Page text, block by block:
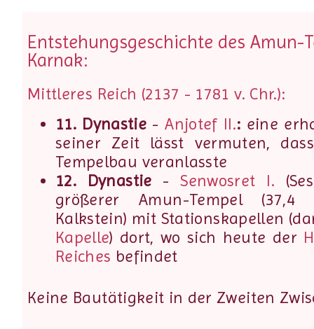
Entstehungsgeschichte des Amun-
Karnak:
Mittleres Reich (2137 - 1781 v. Chr.):
11. Dynastie -Anjotef II.: eine
seiner Zeit lässt vermuten,
Tempelbau veranlasste
12. Dynastie -Senwosret I.
größerer Amun-Tempel
Kalkstein) mit Stationskapellen
Kapelle) dort, wo sich heute der
Reiches befindet
Keine Bautätigkeit in der Zweiten